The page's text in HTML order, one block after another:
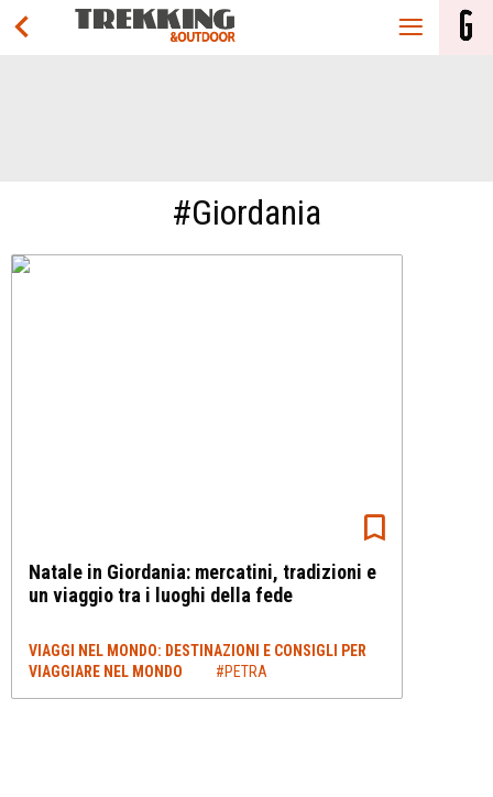
#Giordania
Natale in Giordania: mercatini, tradizioni e
un viaggio tra i luoghi della fede
VIAGGI NEL MONDO: DESTINAZIONI E CONSIGLI PER
VIAGGIARE NEL MONDO
#PETRA